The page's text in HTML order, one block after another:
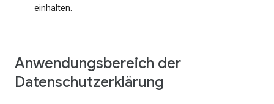
einhalten.
Anwendungsbereich der
Datenschutzerklärung